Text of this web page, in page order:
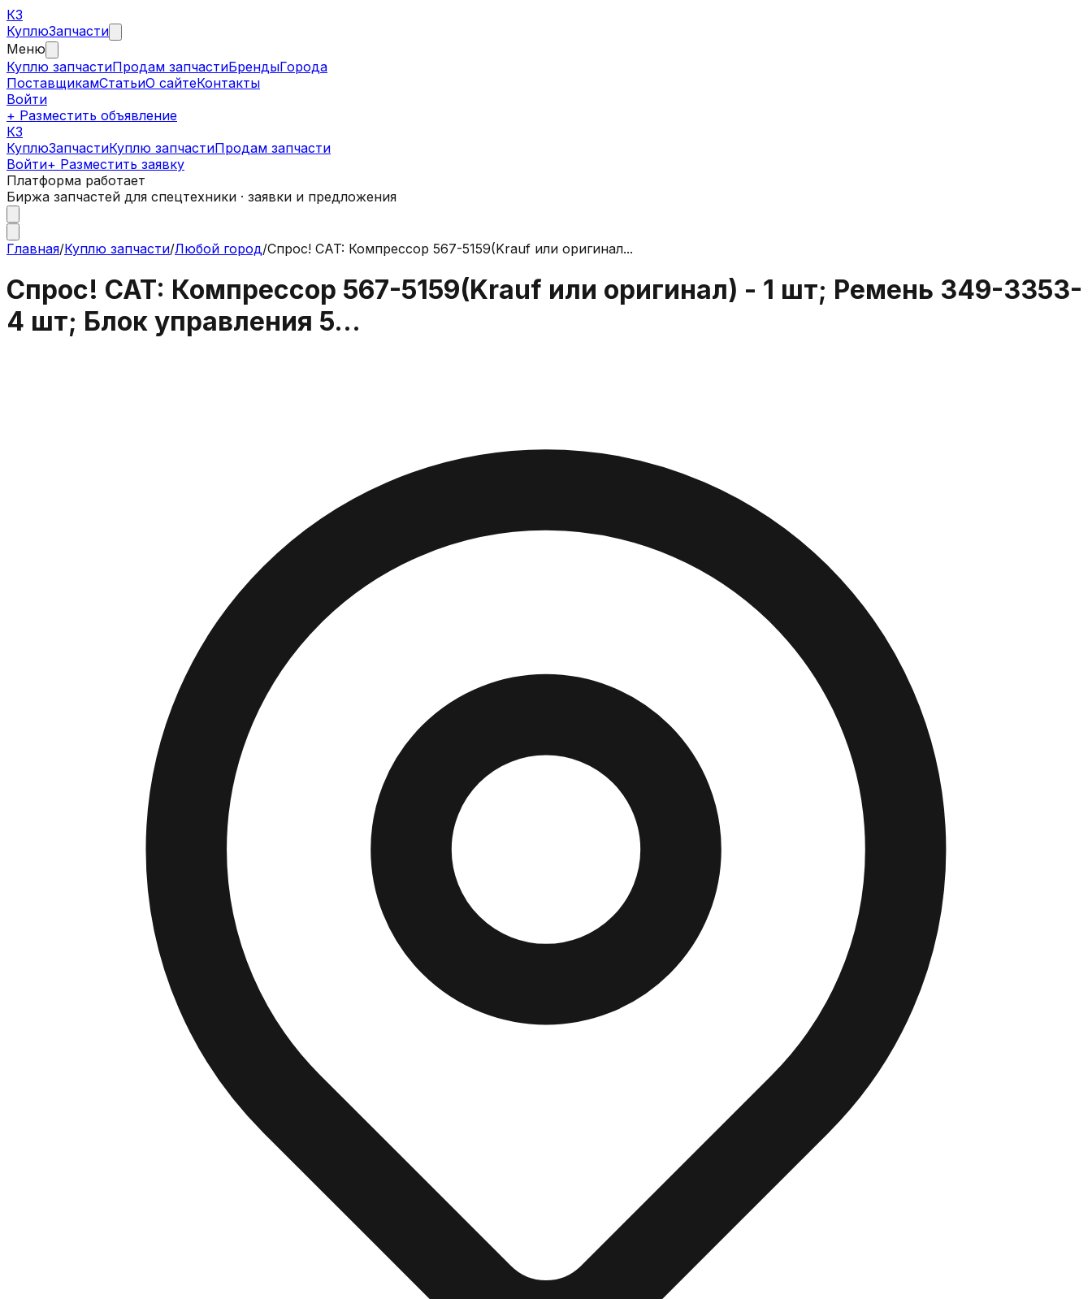
КЗ
КуплюЗапчасти
Меню
Куплю запчастиПродам запчастиБрендыГорода
ПоставщикамСтатьиО сайтеКонтакты
Войти
+ Разместить объявление
КЗ
КуплюЗапчастиКуплю запчастиПродам запчасти
Войти+ Разместить заявку
Платформа работает
Биржа запчастей для спецтехники · заявки и предложения
Главная/Куплю запчасти/Любой город/Спрос! CAT: Компрессор 567-5159(Krauf или оригинал...
Спрос! CAT: Компрессор 567-5159(Krauf или оригинал) - 1 шт; Ремень 349-3353-
4 шт; Блок управления 5...